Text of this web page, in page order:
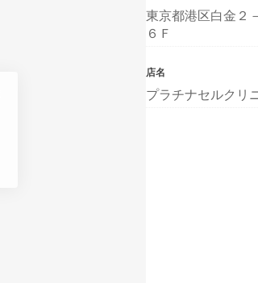
東京都港区白金２
６Ｆ
店名
プラチナセルクリ